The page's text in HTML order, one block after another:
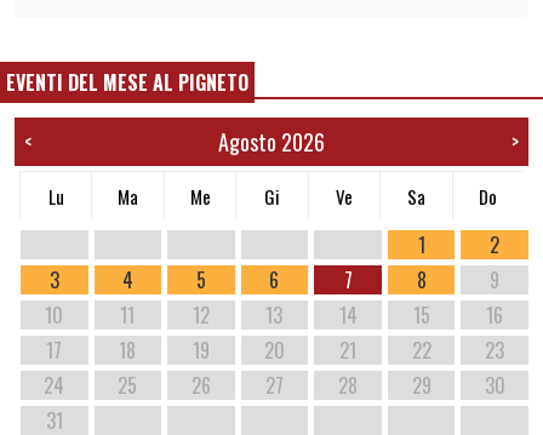
EVENTI DEL MESE AL PIGNETO
< Agosto 2026 >
Lu Ma Me Gi Ve Sa Do
1
2
3
4 5 6 7 8
9
10
11 12 13 14 15
16
17
18 19 20 21 22
23
24
25 26 27 28 29
30
31